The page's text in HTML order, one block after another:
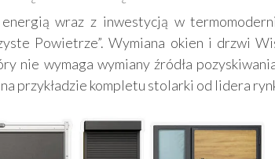
wraz z inwestycją w
Powietrze”. Wymiana okien i drzwi
nie wymaga wymiany źródła
przykładzie kompletu stolarki od lidera